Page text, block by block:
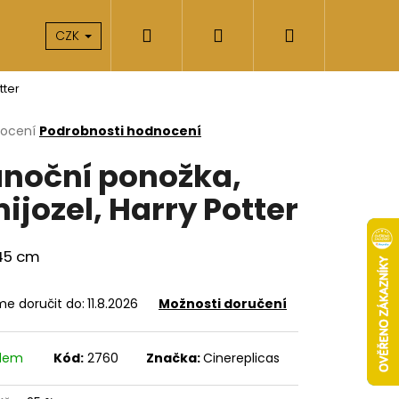
O nás
CZK Přihlášení
Podrobnosti hodnocení
ponožka,
Harry Potter
cm
doručit do: 11.8.2026 Možnosti doručení
Kód: 2760 Značka:Cinereplicas
Následující